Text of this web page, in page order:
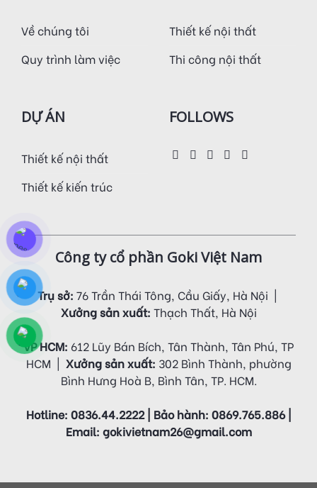
Về chúng tôi
Quy trình làm việc
Thiết kế nội thất
Thi công nội thất
DỰ ÁN
Thiết kế nội thất
Thiết kế kiến trúc
FOLLOWS
Công ty cổ phần Goki Việt Nam
Trụ sở: 76 Trần Thái Tông, Cầu Giấy, Hà Nội |
Xưởng sản xuất: Thạch Thất, Hà Nội
VP HCM: 612 Lũy Bán Bích, Tân Thành, Tân Phú, TP
HCM | Xưởng sản xuất: 302 Bình Thành, phường
Bình Hưng Hoà B, Bình Tân, TP. HCM.
Hotline: 0836.44.2222 | Bảo hành: 0869.765.886 |
Email: gokivietnam26@gmail.com